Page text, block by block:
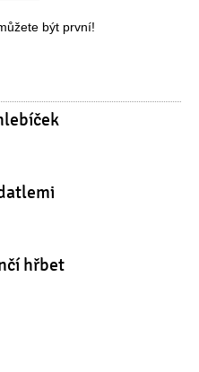
být první!
hřbet